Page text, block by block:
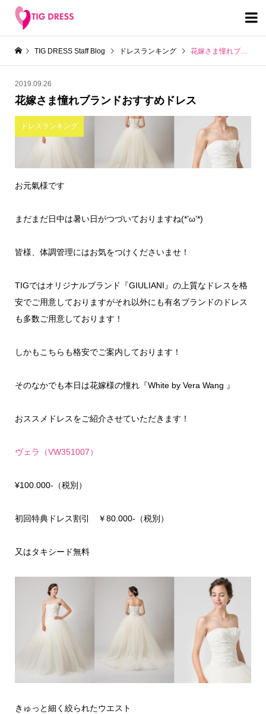

TIG DRESS Staff Blog ドレスランキング 花嫁さま憧れブランドおすすめドレス
2019.09.26
花嫁さま憧れブランドおすすめドレス
ドレスランキング
お元氣様です
まだまだ日中は暑い日がつづいておりますね(*’ω’*)
皆様、体調管理にはお気をつけくださいませ！
TIGではオリジナルブランド『GIULIANI』の上質なドレスを格
安でご用意しておりますがそれ以外にも有名ブランドのドレス
も多数ご用意しております！
しかもこちらも格安でご案内しております！
そのなかでも本日は花嫁様の憧れ『White by Vera Wang 』
おススメドレスをご紹介させていただきます！
ヴェラ（VW351007）
¥100.000-（税別）
初回特典ドレス割引 ￥80.000-（税別）
又はタキシード無料
きゅっと細く絞られたウエスト